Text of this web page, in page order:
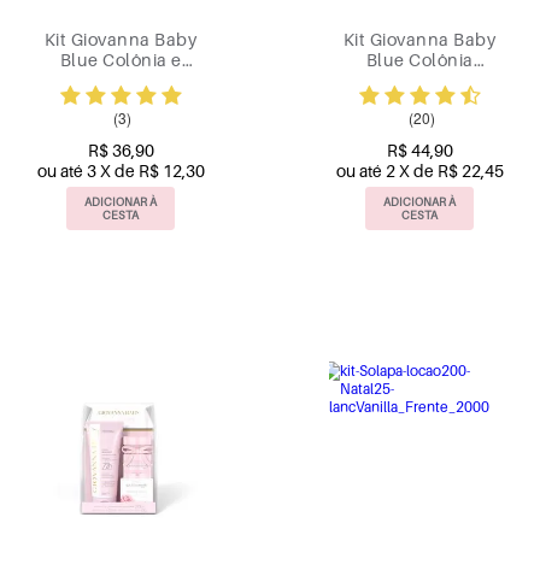
Kit Giovanna Baby
Blue Colônia e
(3)
R$ 36,90
ou até 3 X de R$ 12,30
ADICIONAR À
CESTA
Kit Giovanna Baby
Blue Colônia
Sabonete Vegetal
(20)
R$ 44,90
ou até 2 X de R$ 22,45
ADICIONAR À
CESTA